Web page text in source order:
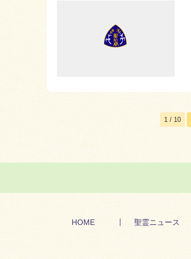
1 / 10
HOME 聖霊ニュース